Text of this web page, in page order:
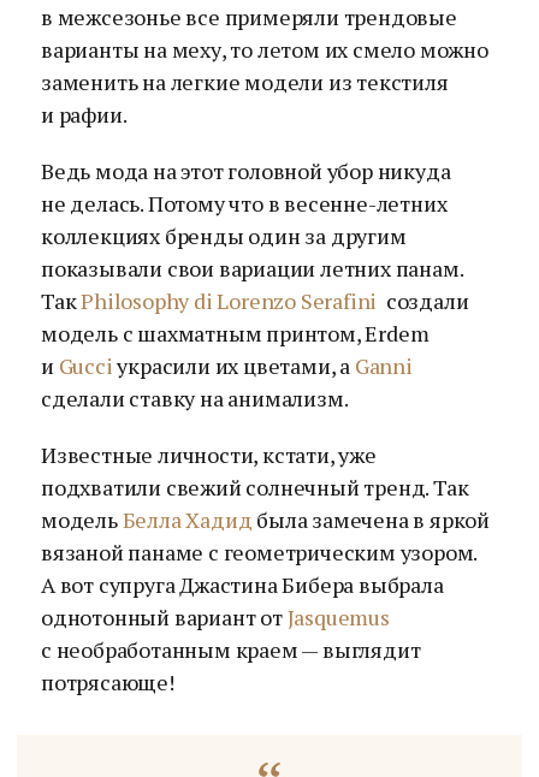
в межсезонье все примеряли трендовые
варианты на меху, то летом их смело можно
заменить на легкие модели из текстиля
и рафии.
Ведь мода на этот головной убор никуда
не делась. Потому что в весенне-летних
коллекциях бренды один за другим
показывали свои вариации летних панам.
ТакPhilosophy di Lorenzo Serafini создали
модель с шахматным принтом, Erdem
и Gucciукрасили их цветами, а Ganni
сделали ставку на анимализм.
Известные личности, кстати, уже
подхватили свежий солнечный тренд. Так
модельБелла Хадид была замечена в яркой
вязаной панаме с геометрическим узором.
А вот супруга Джастина Бибера выбрала
однотонный вариант отJasquemus
с необработанным краем — выглядит
потрясающе!